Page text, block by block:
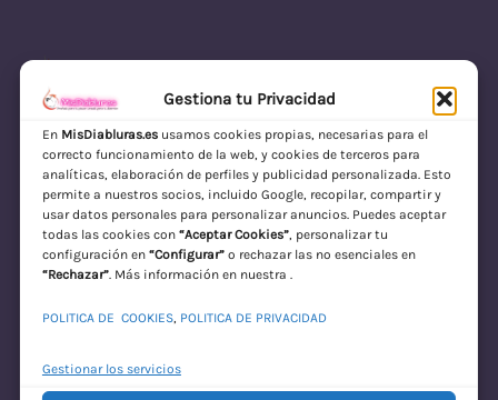
Gestiona tu Privacidad
En MisDiabluras.esusamos cookies propias, necesarias para el
correcto funcionamiento de la web, y cookies de terceros para
analíticas, elaboración de perfiles y publicidad personalizada. Esto
permite a nuestros socios, incluido Google, recopilar, compartir y
usar datos personales para personalizar anuncios. Puedes aceptar
todas las cookies con “Aceptar Cookies”, personalizar tu
configuración en “Configurar”o rechazar las no esenciales en
“Rechazar”. Más información en nuestra .
POLITICA DE COOKIES, POLITICA DE PRIVACIDAD
Gestionar los servicios
MisDiabluras | Sexshop Online con Envío
Discreto en España
Acceder